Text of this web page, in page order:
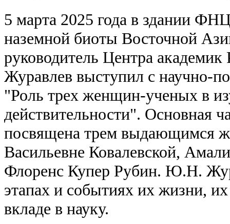
5 марта 2025 года в здании
наземной биоты Восточной
руководитель Центра
Журавлев выступил с научно-
"Роль трех женщин-ученых в
действительности". Основная
посвящена трем выдающимся
Васильевне Ковалевской,
Флоренс Купер Рубин. Ю.Н.
этапах и событиях их жизни,
вкладе в науку.